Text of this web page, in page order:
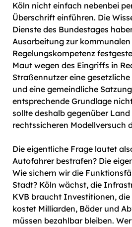
Köln nicht einfach nebenbei
Überschrift einführen. Die
Dienste des Bundestages
Ausarbeitung zur kommunalen
Regelungskompetenz
Maut wegen des Eingriffs in
Straßennutzer eine
und eine gemeindliche
entsprechende Grundlage
sollte deshalb gegenüber
rechtssicheren Modellversuch
Die eigentliche Frage lautet
Autofahrer bestrafen? Die
Wie sichern wir die
Stadt? Köln wächst, die
KVB braucht Investitionen,
kostet Milliarden, Bäder und
müssen bezahlbar bleiben.